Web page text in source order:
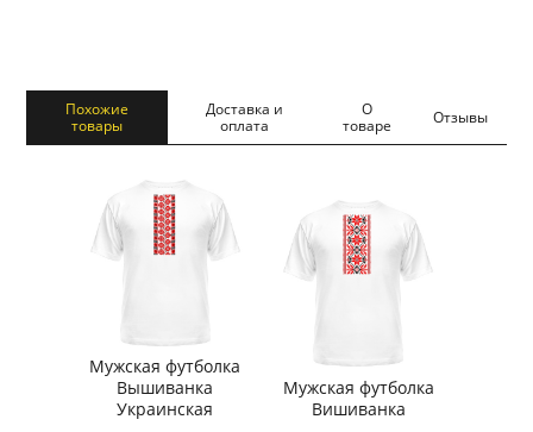
Похожие
товары
Доставка и
оплата
О
товаре
Отзывы
Мужская футболка
Вышиванка
Украинская
Мужская футболка
Вишиванка